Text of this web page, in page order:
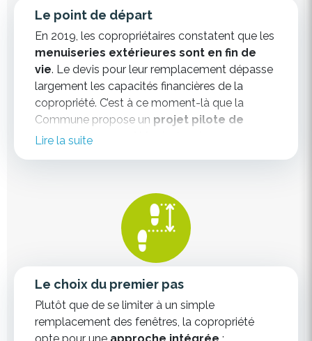
Le point de départ
En 2019 , les copropriétaires constatent que les
menuiseries extérieures sont en fin de
vie. Le devis pour leur remplacement dépasse
largement les capacités financières de la
copropriété. C’est à ce moment-là que la
Commune propose un projet pilote de
rénovation complète
Lire la suite
Le choix du premier pas
Plutôt que de se limiter à un simple
remplacement des fenêtres, la copropriété